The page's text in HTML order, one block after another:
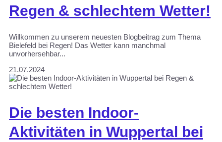
Regen & schlechtem Wetter!
Willkommen zu unserem neuesten Blogbeitrag zum Thema
Bielefeld bei Regen! Das Wetter kann manchmal
unvorhersehbar...
21.07.2024
Die besten Indoor-
Aktivitäten in Wuppertal bei